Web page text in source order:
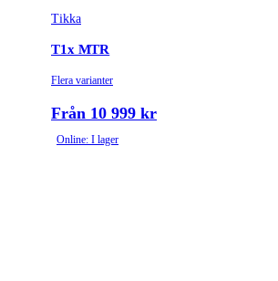
Tikka
T1x MTR
Flera varianter
Från 10 999 kr
Online: I lager